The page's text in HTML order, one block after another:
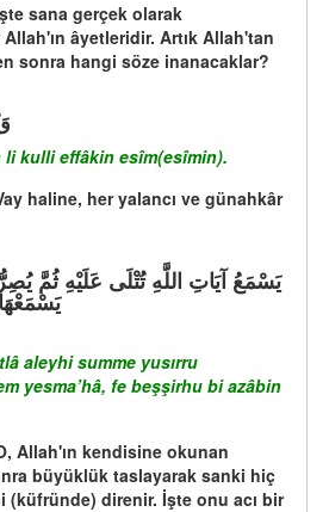
sana gerçek olarak
âyetleridir. Artık Allah'tan
sonra hangi söze inanacaklar?
li kulli effâkin esîm(esîmin).
haline, her yalancı ve günahkâr
aleyhi summe yusırru
yesma’hâ, fe beşşirhu bi azâbin
Allah'ın kendisine okunan
büyüklük taslayarak sanki hiç
(küfründe) direnir. İşte onu acı bir